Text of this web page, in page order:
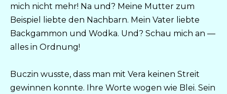
mich nicht mehr! Na und? Meine Mutter zum
Beispiel liebte den Nachbarn. Mein Vater liebte
Backgammon und Wodka. Und? Schau mich an —
alles in Ordnung!
Buczin wusste, dass man mit Vera keinen Streit
gewinnen konnte. Ihre Worte wogen wie Blei. Sein